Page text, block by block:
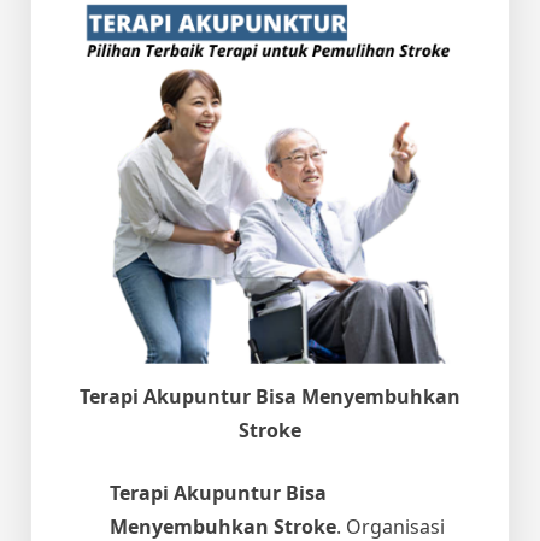
Terapi Akupuntur Bisa Menyembuhkan
Stroke
Terapi Akupuntur Bisa
Menyembuhkan Stroke. Organisasi